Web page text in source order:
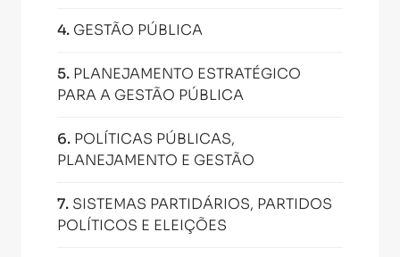
4. GESTÃO PÚBLICA
5. PLANEJAMENTO ESTRATÉGICO
PARA A GESTÃO PÚBLICA
6. POLÍTICAS PÚBLICAS,
PLANEJAMENTO E GESTÃO
7. SISTEMAS PARTIDÁRIOS, PARTIDOS
POLÍTICOS E ELEIÇÕES